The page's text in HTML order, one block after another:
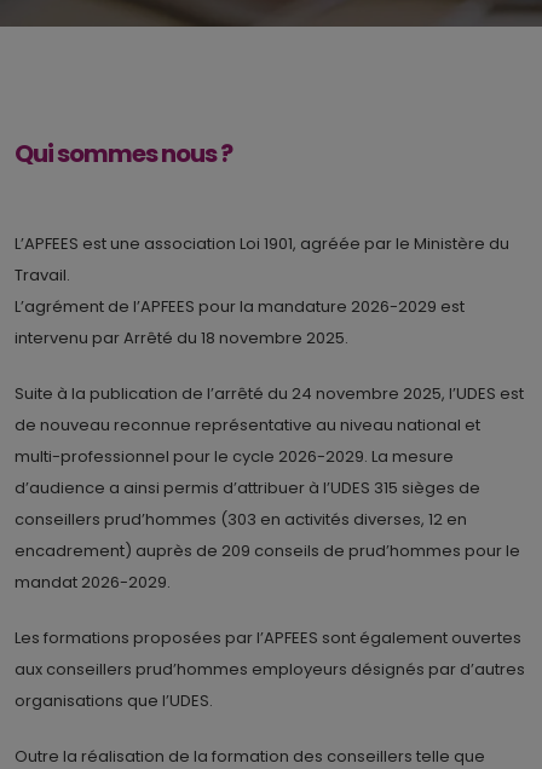
Qui sommes nous ?
L’APFEES est une association Loi 1901, agréée par le Ministère du
Travail.
L’agrément de l’APFEES pour la mandature 2026-2029 est
intervenu par Arrêté du 18 novembre 2025.
Suite à la publication de l’arrêté du 24 novembre 2025, l’UDES est
de nouveau reconnue représentative au niveau national et
multi-professionnel pour le cycle 2026-2029. La mesure
d’audience a ainsi permis d’attribuer à l’UDES 315 sièges de
conseillers prud’hommes (303 en activités diverses, 12 en
encadrement) auprès de 209 conseils de prud’hommes pour le
mandat 2026-2029.
Les formations proposées par l’APFEES sont également ouvertes
aux conseillers prud’hommes employeurs désignés par d’autres
organisations que l’UDES.
Outre la réalisation de la formation des conseillers telle que